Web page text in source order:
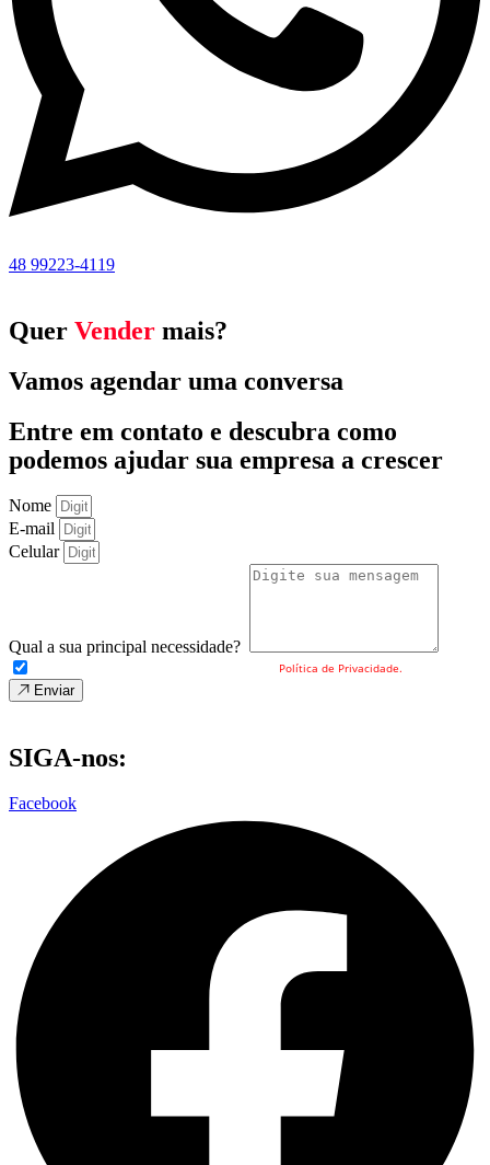
48 99223-4119
Quer Vender mais?
Vamos agendar uma conversa
Entre em contato e descubra como
podemos ajudar sua empresa a crescer
Nome
E-mail
Celular
Qual a sua principal necessidade?
Política de Privacidade.
Enviar
SIGA-nos:
Facebook